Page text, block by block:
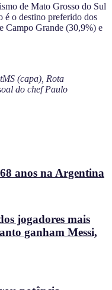
de Mato Grosso do Sul
é o destino preferido dos
Campo Grande (30,9%) e
(capa), Rota
do chef Paulo
anos na Argentina
jogadores mais
ganham Messi,